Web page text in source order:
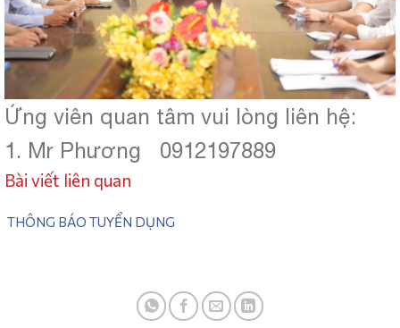
Ứng viên quan tâm vui lòng liên hệ:
1. Mr Phương 0912197889
Bài viết liên quan
THÔNG BÁO TUYỂN DỤNG